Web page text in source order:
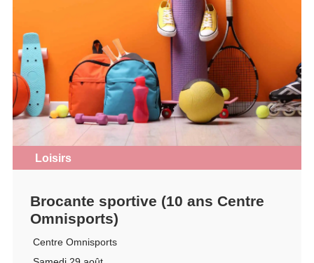
Loisirs
Brocante sportive (10 ans Centre
Omnisports)
Centre Omnisports